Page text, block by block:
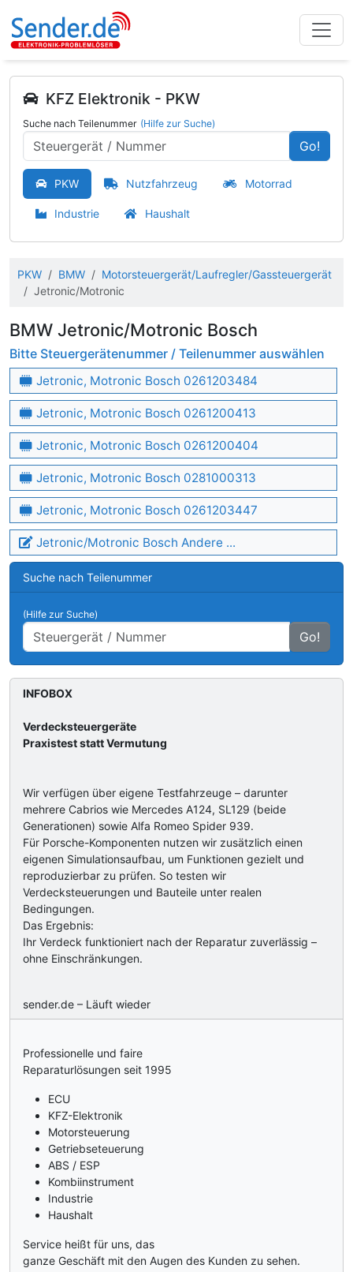
KFZ Elektronik - PKW
Suche nach Teilenummer (Hilfe zur Suche)
Go!
PKW Nutzfahrzeug Motorrad
Industrie Haushalt
PKW BMW
Motorsteuergerät/Laufregler/Gassteuergerät
Jetronic/Motronic
BMW Jetronic/Motronic Bosch
Bitte Steuergerätenummer / Teilenummer auswählen
Jetronic, Motronic Bosch 0261203484
Jetronic, Motronic Bosch 0261200413
Jetronic, Motronic Bosch 0261200404
Jetronic, Motronic Bosch 0281000313
Jetronic, Motronic Bosch 0261203447
Jetronic/Motronic Bosch Andere ...
Suche nach Teilenummer
(Hilfe zur Suche)
Go!
INFOBOX
Verdecksteuergeräte
Praxistest statt Vermutung
Wir verfügen über eigene Testfahrzeuge – darunter
mehrere Cabrios wie Mercedes A124, SL129 (beide
Generationen) sowie Alfa Romeo Spider 939.
Für Porsche-Komponenten nutzen wir zusätzlich einen
eigenen Simulationsaufbau, um Funktionen gezielt und
reproduzierbar zu prüfen. So testen wir
Verdecksteuerungen und Bauteile unter realen
Bedingungen.
Das Ergebnis:
Ihr Verdeck funktioniert nach der Reparatur zuverlässig –
ohne Einschränkungen.
sender.de – Läuft wieder
Professionelle und faire
Reparaturlösungen seit 1995
ECU
KFZ-Elektronik
Motorsteuerung
Getriebseteuerung
ABS / ESP
Kombiinstrument
Industrie
Haushalt
Service heißt für uns, das
ganze Geschäft mit den Augen des Kunden zu sehen.